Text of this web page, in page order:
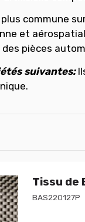
commune
et
pièces
suivantes:
Tissu de
BAS220127P